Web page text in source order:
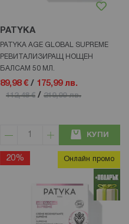
PATYKA
PATYKA AGE GLOBAL SUPREME
РЕВИТАЛИЗИРАЩ НОЩЕН
БАЛСАМ 50 МЛ.
89,98 € / 175,99 лв.
112,48 € / 219,99 лв.
КУПИ
20% Онлайн промо